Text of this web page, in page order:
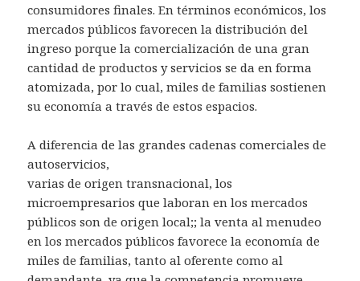
consumidores finales. En términos económicos, los
mercados públicos favorecen la distribución del
ingreso porque la comercialización de una gran
cantidad de productos y servicios se da en forma
atomizada, por lo cual, miles de familias sostienen
su economía a través de estos espacios.
A diferencia de las grandes cadenas comerciales de
autoservicios,
varias de origen transnacional, los
microempresarios que laboran en los mercados
públicos son de origen local;; la venta al menudeo
en los mercados públicos favorece la economía de
miles de familias, tanto al oferente como al